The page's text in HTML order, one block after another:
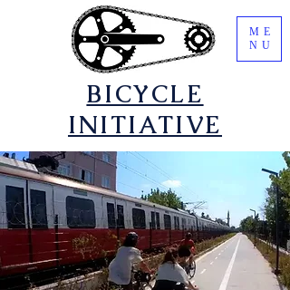
​BICYCLE
INITIATIVE
ME
NU